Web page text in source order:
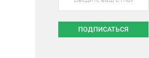
ПОДПИСАТЬСЯ